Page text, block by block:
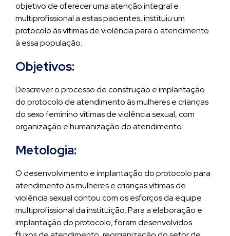
objetivo de oferecer uma atenção integral e
multiprofissional a estas pacientes, instituiu um
protocolo às vítimas de violência para o atendimento
à essa população.
Objetivos:
Descrever o processo de construção e implantação
do protocolo de atendimento às mulheres e crianças
do sexo feminino vítimas de violência sexual, com
organização e humanização do atendimento.
Metologia:
O desenvolvimento e implantação do protocolo para
atendimento às mulheres e crianças vítimas de
violência sexual contou com os esforços da equipe
multiprofissional da instituição. Para a elaboração e
implantação do protocolo, foram desenvolvidos